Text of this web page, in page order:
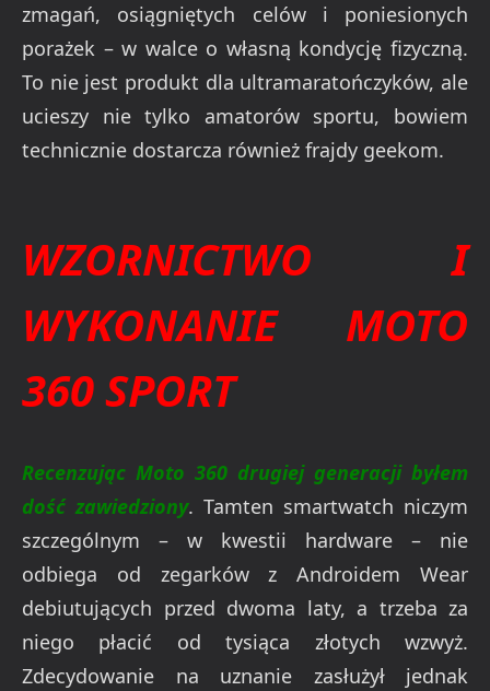
zmagań, osiągniętych celów i poniesionych
porażek – w walce o własną kondycję fizyczną.
To nie jest produkt dla ultramaratończyków, ale
ucieszy nie tylko amatorów sportu, bowiem
technicznie dostarcza również frajdy geekom.
WZORNICTWO I
WYKONANIE MOTO
360 SPORT
Recenzując Moto 360 drugiej generacji byłem
dość zawiedziony. Tamten smartwatch niczym
szczególnym – w kwestii hardware – nie
odbiega od zegarków z Androidem Wear
debiutujących przed dwoma laty, a trzeba za
niego płacić od tysiąca złotych wzwyż.
Zdecydowanie na uznanie zasłużył jednak